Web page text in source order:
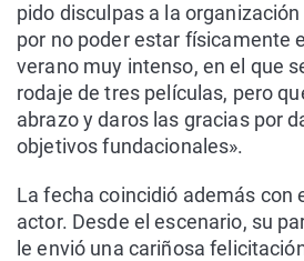
pido disculpas a la
por no poder estar físicamente
verano muy intenso, en el que
rodaje de tres películas, pero
abrazo y daros las gracias por
objetivos fundacionales».
La fecha coincidió además con
actor. Desde el escenario, su
le envió una cariñosa